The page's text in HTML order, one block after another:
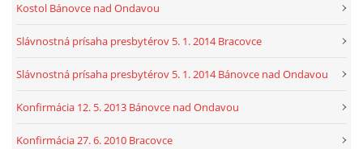
Kostol Bánovce nad Ondavou
Slávnostná prísaha presbytérov 5. 1. 2014 Bracovce
Slávnostná prísaha presbytérov 5. 1. 2014 Bánovce nad Ondavou
Konfirmácia 12. 5. 2013 Bánovce nad Ondavou
Konfirmácia 27. 6. 2010 Bracovce